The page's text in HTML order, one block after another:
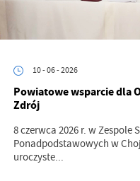
10 - 06 - 2026
Powiatowe wsparcie dla
Zdrój
8 czerwca 2026 r. w Zespole
Ponadpodstawowych w
uroczyste...
będących